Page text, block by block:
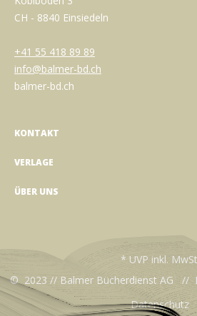
CH - 8840 Einsiedeln
+41 55 418 89 89
info@balmer-bd.ch
balmer-bd.ch
KONTAKT
VERLAGE
ÜBER UNS
* UVP inkl.
© 2023 // Balmer Bücherdienst AG //
Datenschutz